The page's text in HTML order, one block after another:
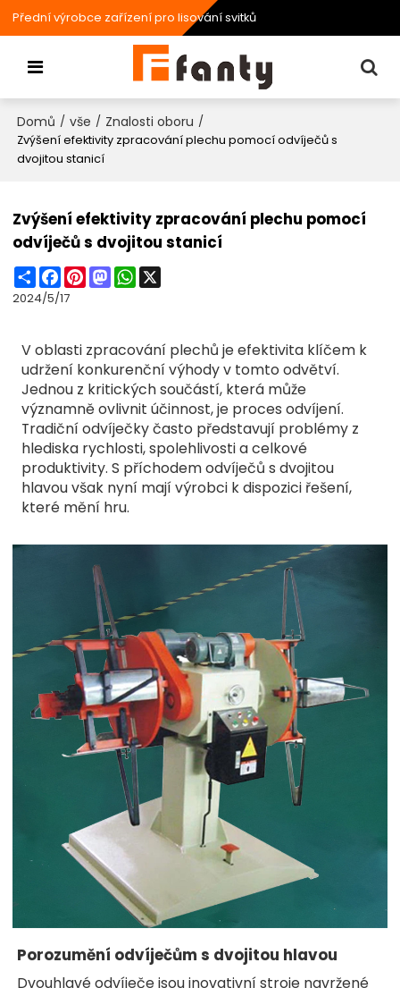
Přední výrobce zařízení pro lisování svitků
Domů / vše / Znalosti oboru /
Zvýšení efektivity zpracování plechu pomocí odvíječů s
dvojitou stanicí
Zvýšení efektivity zpracování plechu pomocí
odvíječů s dvojitou stanicí
ShareFacebook
PinterestMastodonWhatsApp
2024/5/17
V oblasti zpracování plechů je efektivita klíčem k
udržení konkurenční výhody v tomto odvětví.
Jednou z kritických součástí, která může
významně ovlivnit účinnost, je proces odvíjení.
Tradiční odvíječky často představují problémy z
hlediska rychlosti, spolehlivosti a celkové
produktivity. S příchodem odvíječů s dvojitou
hlavou však nyní mají výrobci k dispozici řešení,
které mění hru.
Porozumění odvíječům s dvojitou hlavou
Dvouhlavé odvíječe jsou inovativní stroje navržené